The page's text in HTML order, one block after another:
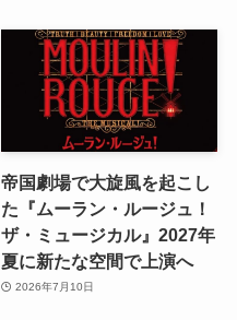
帝国劇場で大旋風を起こし
た『ムーラン・ルージュ！
ザ・ミュージカル』2027年
夏に新たな空間で上演へ
2026年7月10日